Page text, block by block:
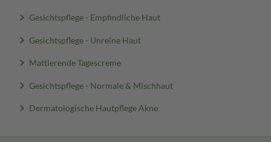
Gesichtspflege - Empfindliche Haut
Gesichtspflege - Unreine Haut
Mattierende Tagescreme
Gesichtspflege - Normale & Mischhaut
Dermatologische Hautpflege Akne